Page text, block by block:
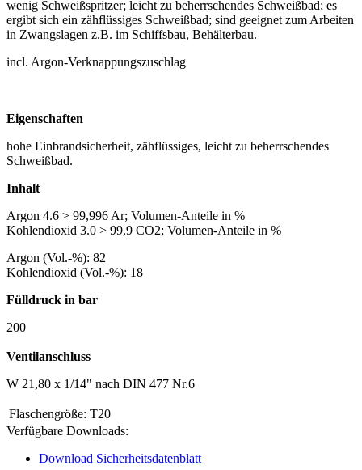
wenig Schweißspritzer; leicht zu beherrschendes Schweißbad; es
ergibt sich ein zähflüssiges Schweißbad; sind geeignet zum Arbeiten
in Zwangslagen z.B. im Schiffsbau, Behälterbau.
incl. Argon-Verknappungszuschlag
Eigenschaften
hohe Einbrandsicherheit, zähflüssiges, leicht zu beherrschendes
Schweißbad.
Inhalt
Argon 4.6 > 99,996 Ar; Volumen-Anteile in %
Kohlendioxid 3.0 > 99,9 CO2; Volumen-Anteile in %
Argon (Vol.-%): 82
Kohlendioxid (Vol.-%): 18
Fülldruck in bar
200
Ventilanschluss
W 21,80 x 1/14" nach DIN 477 Nr.6
Flaschengröße: T20
Verfügbare Downloads:
Download Sicherheitsdatenblatt